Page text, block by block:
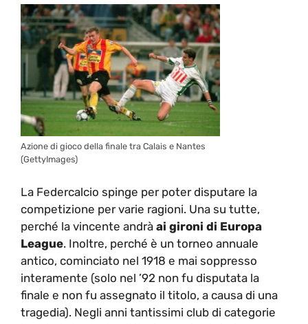
Azione di gioco della finale tra Calais e Nantes
(GettyImages)
La Federcalcio spinge per poter disputare la
competizione per varie ragioni. Una su tutte,
perché la vincente andrà ai gironi di Europa
League. Inoltre, perché è un torneo annuale
antico, cominciato nel 1918 e mai soppresso
interamente (solo nel ’92 non fu disputata la
finale e non fu assegnato il titolo, a causa di una
tragedia). Negli anni tantissimi club di categorie